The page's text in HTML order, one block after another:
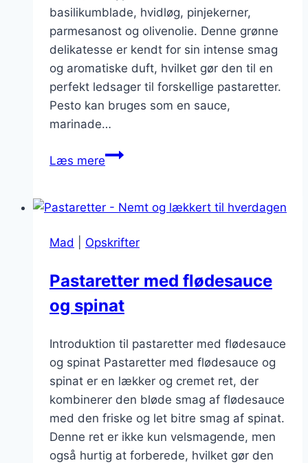
basilikumblade, hvidløg, pinjekerner,
parmesanost og olivenolie. Denne grønne
delikatesse er kendt for sin intense smag
og aromatiske duft, hvilket gør den til en
perfekt ledsager til forskellige pastaretter.
Pesto kan bruges som en sauce,
marinade…
Læs merePastaretter
En
delikatesse
Mad Opskrifter
Pastaretter med flødesauce
og spinat
Introduktion til pastaretter med flødesauce
og spinat Pastaretter med flødesauce og
spinat er en lækker og cremet ret, der
kombinerer den bløde smag af flødesauce
med den friske og let bitre smag af spinat.
Denne ret er ikke kun velsmagende, men
også hurtig at forberede, hvilket gør den